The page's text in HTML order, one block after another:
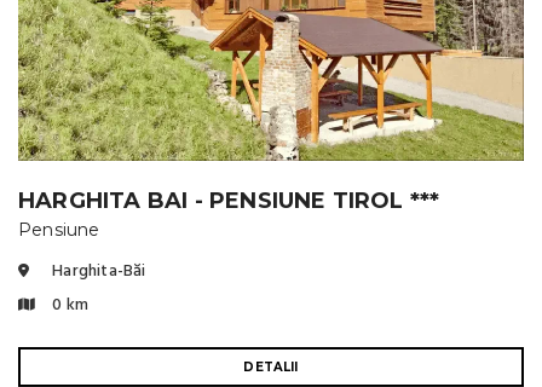
HARGHITA BAI - PENSIUNE TIROL ***
Pensiune
Harghita-Băi
0 km
DETALII